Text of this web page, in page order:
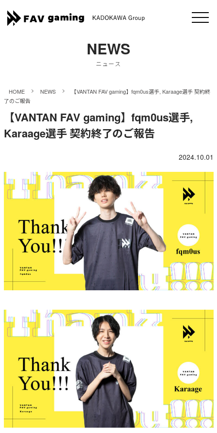
NEWS
ニュース
HOME > NEWS >
【VANTAN FAV gaming】fqm0us選手, Karaage選手 契約終
了のご報告
【VANTAN FAV gaming】fqm0us選手,
Karaage選手 契約終了のご報告
2024.10.01